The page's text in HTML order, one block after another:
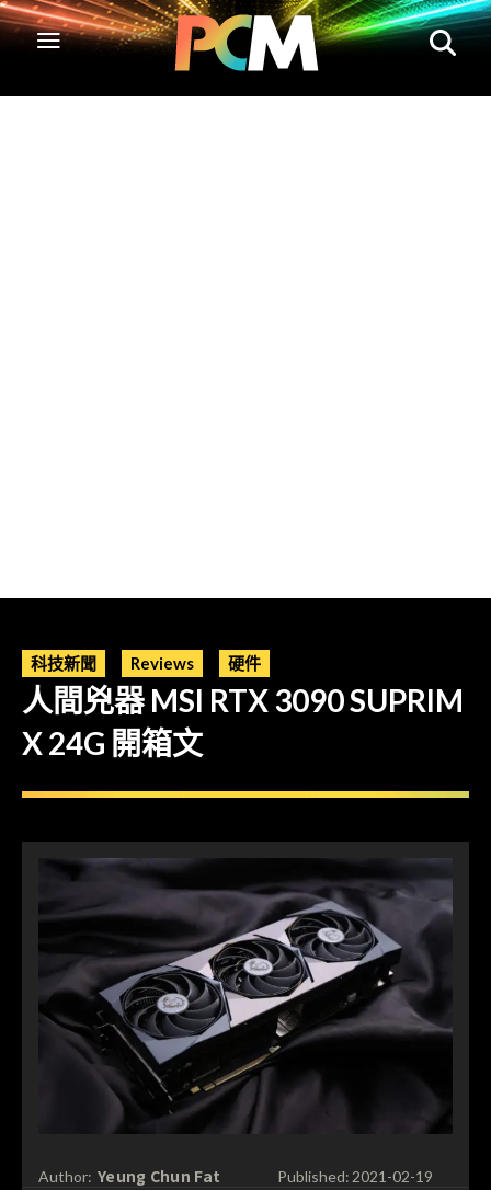
科技新聞 Reviews 硬件
人間兇器 MSI RTX 3090 SUPRIM
X 24G 開箱文
Author: Yeung Chun Fat Published:2021-02-19